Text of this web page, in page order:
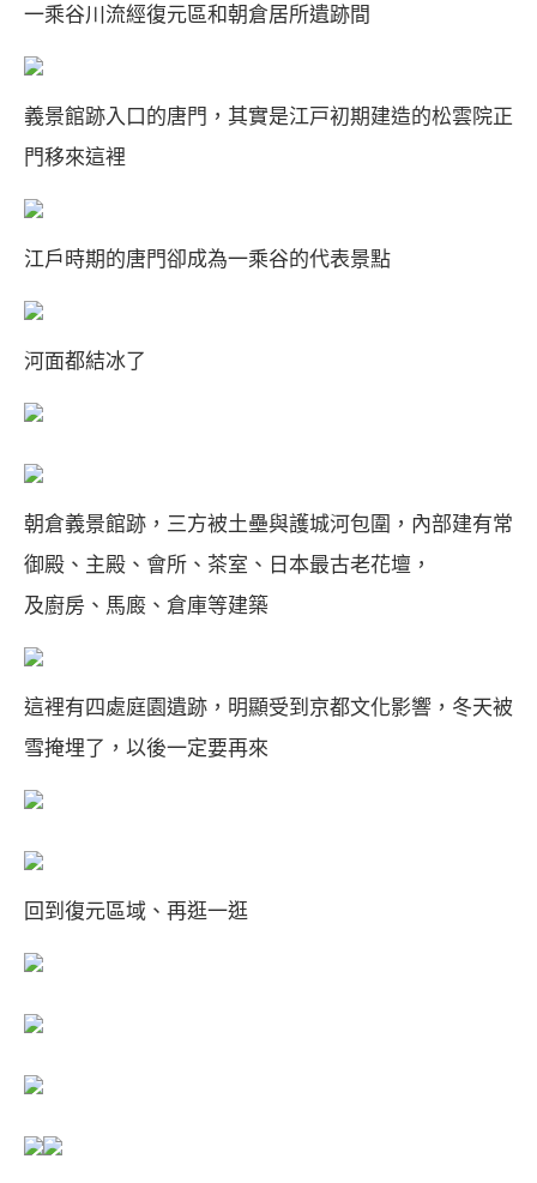
一乘谷川流經復元區和朝倉居所遺跡間
義景館跡入口的唐門，其實是江戸初期建造的松雲院正
門移來這裡
江戶時期的唐門卻成為一乘谷的代表景點
河面都結冰了
朝倉義景館跡，三方被土壘與護城河包圍，內部建有常
御殿、主殿、會所、茶室、日本最古老花壇，
及廚房、馬廄、倉庫等建築
這裡有四處庭園遺跡，明顯受到京都文化影響，冬天被
雪掩埋了，以後一定要再來
回到復元區域、再逛一逛